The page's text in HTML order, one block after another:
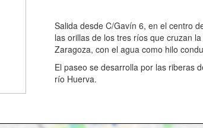
Salida desde C/Gavín 6, en el centro
las orillas de los tres ríos que cruzan
Zaragoza, con el agua como hilo
El paseo se desarrolla por las riberas
río Huerva.